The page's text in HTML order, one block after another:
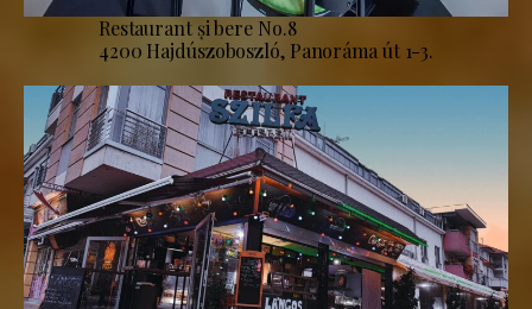
Restaurant și bere No.8
4200 Hajdúszoboszló, Panoráma út 1-3.